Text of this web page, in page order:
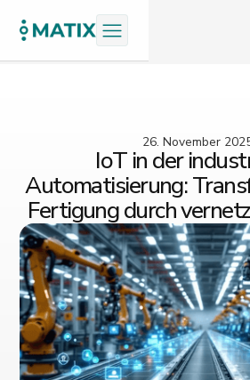
26. November
IoT in der
Automatisierung:
Fertigung durch